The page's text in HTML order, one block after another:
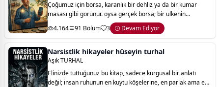
Çoğumuz için borsa, karanlık bir dehliz ya da bir kumar
masası gibi görünür. oysa gerçek borsa; bir ülkenin
üretimine ortak olmak, geleceğe tohum ekmek ve zamanın
mucizevi gücüne güvenmektir. bir elek
4.164 91 Bölüm 3 Devam Ediyor
Narsistlik hikayeler hüseyin turhal
Aşık TURHAL
Elinizde tuttuğunuz bu kitap, sadece kurgusal bir anlatı
değil; insan ruhunun en kuytu köşelerine, en parlak ama en